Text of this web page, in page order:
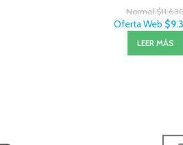
Normal$
Oferta Web $
LEER MÁS